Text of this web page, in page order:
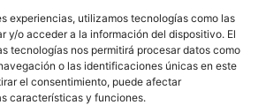
experiencias, utilizamos tecnologías como las
y/o acceder a la información del dispositivo. El
tecnologías nos permitirá procesar datos como
o las identificaciones únicas en este
el consentimiento, puede afectar
características y funciones.
Urbisur (Cita previa) 11130
(Cádiz)